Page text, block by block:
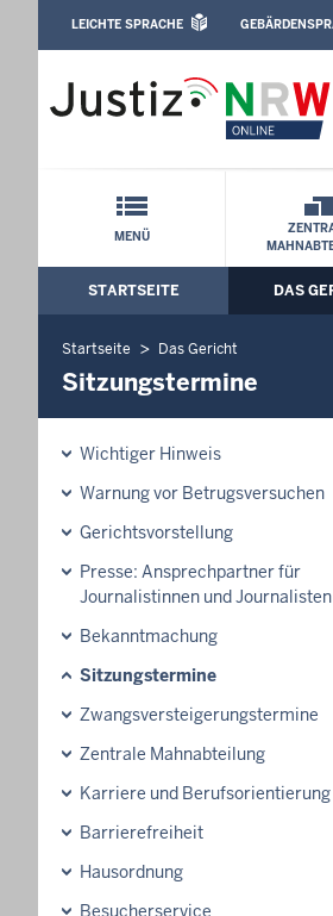
Amtsgericht Hagen:
Leichte Sprache,
LEICHTE SPRACHE
Schnellnavigation mit
MENÜ
Hauptmenü:
STARTSEITE DAS
Startseite Das Gericht
Sitzungstermine
Wichtiger Hinweis
Warnung vor Betrugsversuchen
Gerichtsvorstellung
Presse: Ansprechpartner für
Journalistinnen und Journalisten
Bekanntmachung
Sitzungstermine
Zwangsversteigerungs­termine
Zentrale Mahnabteilung
Karriere und Berufsorientierung
Barrierefreiheit
Hausordnung
Besucherservice